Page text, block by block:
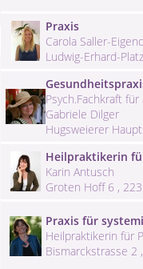
Praxis
Carola Saller-
Ludwig-Erhard-
Psych.Fachkraft
Gabriele Dilger
Hugsweierer
Heilpraktikerin
Karin Antusch
Groten Hoff 6 ,
Praxis für
Heilpraktikerin für
Bismarckstrasse 2